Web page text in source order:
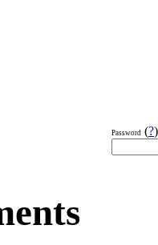
Password (?)